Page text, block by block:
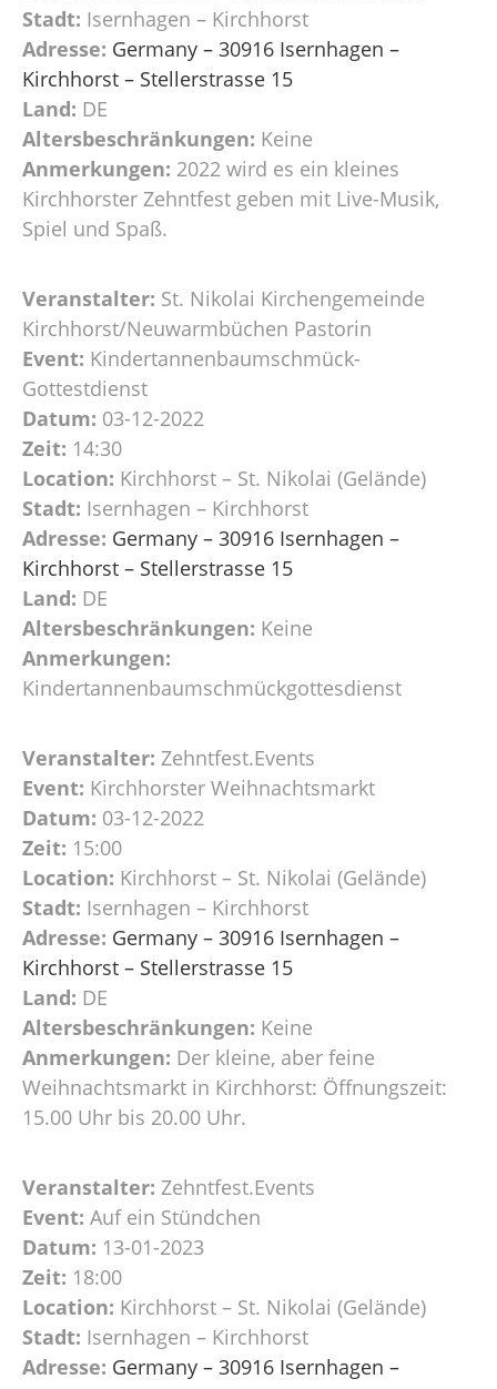
Stadt: Isernhagen – Kirchhorst
Adresse: Germany – 30916 Isernhagen –
Kirchhorst – Stellerstrasse 15
Land: DE
Altersbeschränkungen: Keine
Anmerkungen: 2022 wird es ein kleines
Kirchhorster Zehntfest geben mit Live-Musik,
Spiel und Spaß.
Veranstalter: St. Nikolai Kirchengemeinde
Kirchhorst/Neuwarmbüchen Pastorin
Event: Kindertannenbaumschmück-
Gottestdienst
Datum: 03-12-2022
Zeit: 14:30
Location: Kirchhorst – St. Nikolai (Gelände)
Stadt: Isernhagen – Kirchhorst
Adresse: Germany – 30916 Isernhagen –
Kirchhorst – Stellerstrasse 15
Land: DE
Altersbeschränkungen: Keine
Anmerkungen:
Kindertannenbaumschmückgottesdienst
Veranstalter: Zehntfest.Events
Event: Kirchhorster Weihnachtsmarkt
Datum: 03-12-2022
Zeit: 15:00
Location: Kirchhorst – St. Nikolai (Gelände)
Stadt: Isernhagen – Kirchhorst
Adresse: Germany – 30916 Isernhagen –
Kirchhorst – Stellerstrasse 15
Land: DE
Altersbeschränkungen: Keine
Anmerkungen: Der kleine, aber feine
Weihnachtsmarkt in Kirchhorst: Öffnungszeit:
15.00 Uhr bis 20.00 Uhr.
Veranstalter: Zehntfest.Events
Event: Auf ein Stündchen
Datum: 13-01-2023
Zeit: 18:00
Location: Kirchhorst – St. Nikolai (Gelände)
Stadt: Isernhagen – Kirchhorst
Adresse: Germany – 30916 Isernhagen –